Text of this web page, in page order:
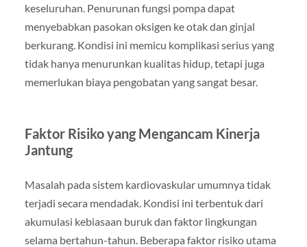
keseluruhan. Penurunan fungsi pompa dapat
menyebabkan pasokan oksigen ke otak dan ginjal
berkurang. Kondisi ini memicu komplikasi serius yang
tidak hanya menurunkan kualitas hidup, tetapi juga
memerlukan biaya pengobatan yang sangat besar.
Faktor Risiko yang Mengancam Kinerja
Jantung
Masalah pada sistem kardiovaskular umumnya tidak
terjadi secara mendadak. Kondisi ini terbentuk dari
akumulasi kebiasaan buruk dan faktor lingkungan
selama bertahun-tahun. Beberapa faktor risiko utama